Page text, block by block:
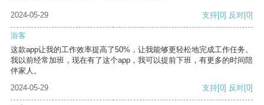
2024-05-29 支持[0] 反对[0]
游客
这款app让我的工作效率提高了50%，让我能够更轻松地完成工作任务。
我以前经常加班，现在有了这个app，我可以提前下班，有更多的时间陪
伴家人。
2024-05-29
支持[0] 反对[0]